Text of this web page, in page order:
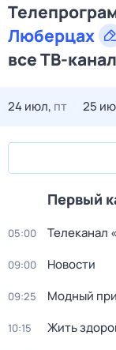
Люберцах
все ТВ-
24 июл, пт 25
Первый
05:00 Телеканал
09:00 Новости
09:25 Модный
10:15 Жить